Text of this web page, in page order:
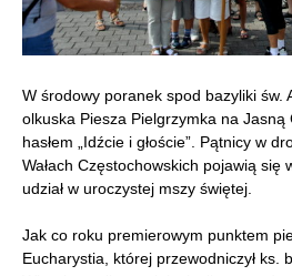
W środowy poranek spod bazyliki św.
olkuska Piesza Pielgrzymka na
hasłem „Idźcie i głoście”. Pątnicy w
Wałach Częstochowskich pojawią się
udział w uroczystej mszy świętej.
Jak co roku premierowym punktem
Eucharystia, której przewodniczył ks.